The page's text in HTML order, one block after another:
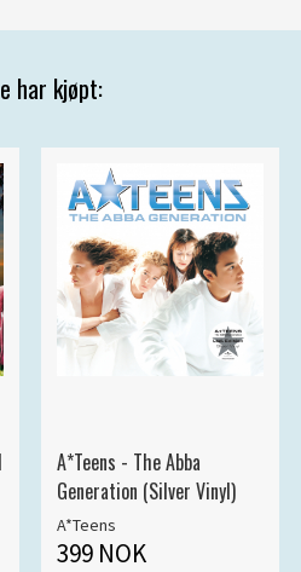
har kjøpt:
A*Teens - The Abba
Generation (Silver Vinyl)
A*Teens
399 NOK